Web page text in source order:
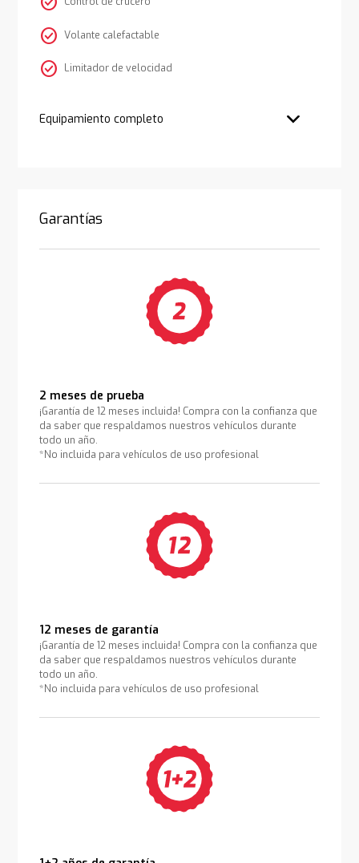
check_circle Volante calefactable
check_circle Limitador de velocidad
Equipamiento completo
Garantías
2 meses de prueba
¡Garantía de 12 meses incluida! Compra con la confianza que
da saber que respaldamos nuestros vehículos durante
todo un año.
*No incluida para vehículos de uso profesional
12 meses de garantía
¡Garantía de 12 meses incluida! Compra con la confianza que
da saber que respaldamos nuestros vehículos durante
todo un año.
*No incluida para vehículos de uso profesional